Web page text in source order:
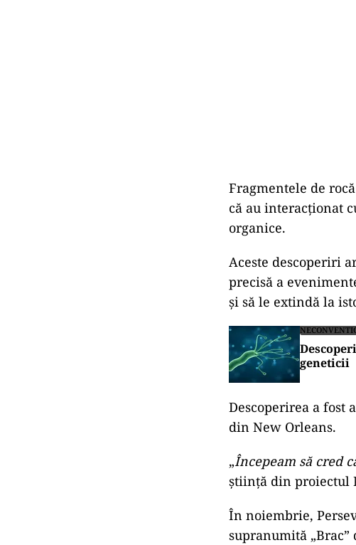
Fragmentele de
că au interacționat
organice.
Aceste descoperiri
precisă a
și să le extindă la
geneticii
Descoperirea a
din New Orleans.
„Începeam să cred
știință din proiectul
În noiembrie,
supranumită